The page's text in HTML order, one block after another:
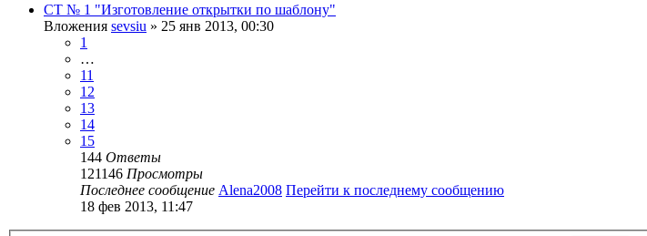
СТ № 1 "Изготовление открытки по шаблону"
Вложения sevsiu » 25 янв 2013, 00:30
1
…
11
12
13
14
15
144 Ответы
121146 Просмотры
Последнее сообщение Alena2008 Перейти к последнему сообщению
18 фев 2013, 11:47